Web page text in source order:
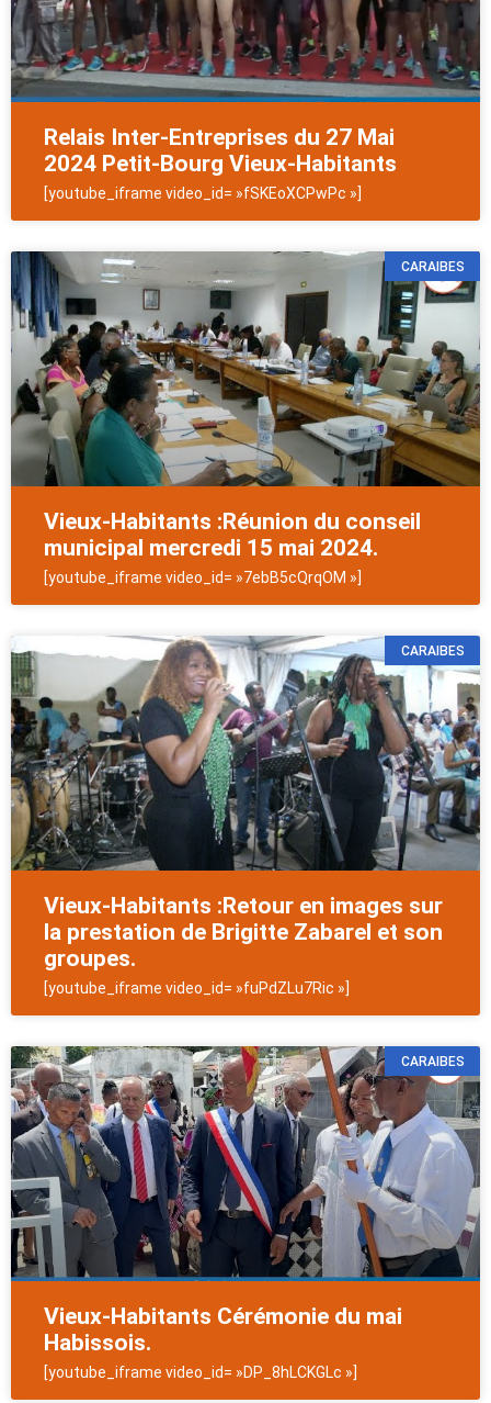
Relais Inter-Entreprises du 27 Mai
2024 Petit-Bourg Vieux-Habitants
[youtube_iframe video_id= »fSKEoXCPwPc »]
CARAIBES
Vieux-Habitants :Réunion du conseil
municipal mercredi 15 mai 2024.
[youtube_iframe video_id= »7ebB5cQrqOM »]
CARAIBES
Vieux-Habitants :Retour en images sur
la prestation de Brigitte Zabarel et son
groupes.
[youtube_iframe video_id= »fuPdZLu7Ric »]
CARAIBES
Vieux-Habitants Cérémonie du mai
Habissois.
[youtube_iframe video_id= »DP_8hLCKGLc »]